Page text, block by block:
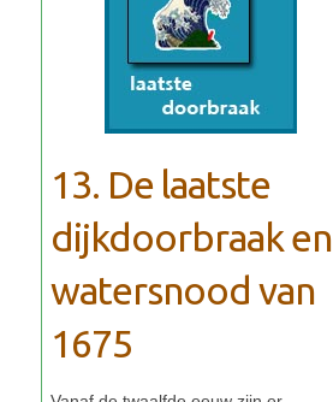
13. De laatste
dijkdoorbraak en
watersnood van
1675